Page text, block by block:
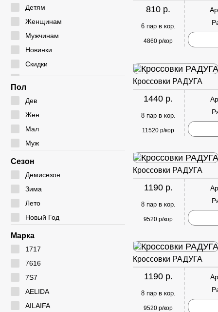
Сабо
Сандалии
Детям
Женщинам
Мужчинам
Новинки
Скидки
Сумки
Пол
Дев
Жен
Мал
Муж
Сезон
Демисезон
Зима
Лето
Новый Год
Марка
1717
7616
7S7
AELIDA
AILAIFA
810 р.
6 пар в кор.
4860 р/кор
Кроссовки РАДУГА
1440 р.
8 пар в кор.
11520 р/кор
Кроссовки РАДУГА
1190 р.
8 пар в кор.
9520 р/кор
Кроссовки РАДУГА
1190 р.
8 пар в кор.
9520 р/кор